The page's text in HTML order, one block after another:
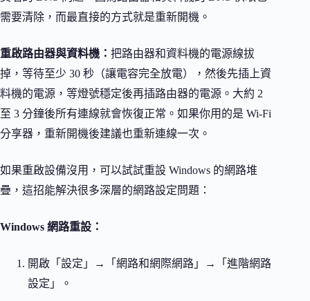
需要清除，而最直接的方式就是重新開機。
重啟路由器與資料機： 把路由器和資料機的電源線拔
掉，等待至少 30 秒（讓電容完全放電），然後先插上資
料機的電源，等燈號穩定後再插路由器的電源。大約 2
至 3 分鐘後所有連線就會恢復正常。如果你用的是 Wi-Fi
分享器，重新開機後建議也重新連線一次。
如果重啟設備沒用，可以試試重設 Windows 的網路堆
疊，這招能解決很多深層的網路設定問題：
Windows 網路重設：
開啟「設定」→「網路和網際網路」→「進階網路
設定」。